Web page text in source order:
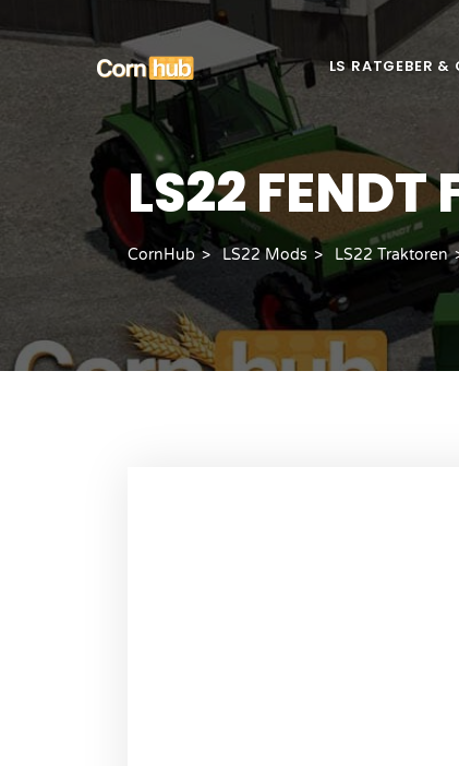
LS RATGEBER &
LS22
CornHub LS22 Mods LS22 Traktoren